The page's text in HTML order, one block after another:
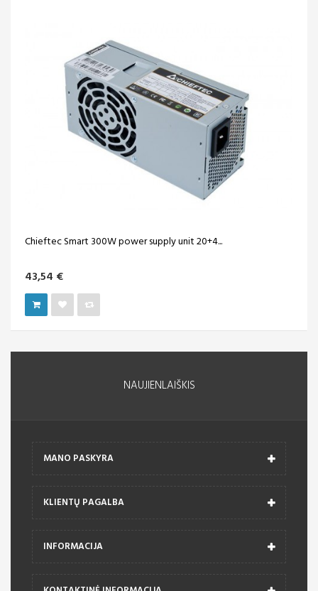
Chieftec Smart 300W power supply unit 20+4...
43,54 €
NAUJIENLAIŠKIS
MANO PASKYRA
KLIENTŲ PAGALBA
INFORMACIJA